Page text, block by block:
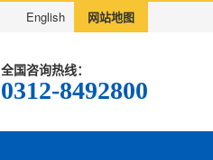
English 网站地图
全国咨询热线：
0312-8492800